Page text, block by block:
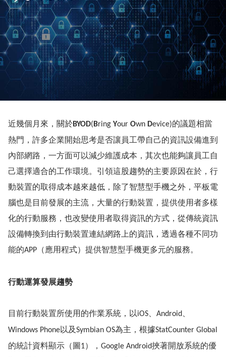
近幾個月來，關於BYOD( Bring Your Own Device)的議題相當
熱門，許多企業開始思考是否讓員工帶自己的資訊設備進到
內部網路，一方面可以減少維護成本，其次也能夠讓員工自
己選擇適合的工作環境。引領這股趨勢的主要原因在於，行
動裝置的取得成本越來越低，除了智慧型手機之外，平板電
腦也是目前發展的主流，大量的行動裝置，提供使用者多樣
化的行動服務，也改變使用者取得資訊的方式，從傳統資訊
設備轉換到由行動裝置連結網路上的資訊，透過各種不同功
能的APP（應用程式）提供智慧型手機更多元的服務。
行動運算發展趨勢
目前行動裝置所使用的作業系統，以iOS、 Android、
Windows Phone以及Symbian OS為主，根據StatCounter Global
的統計資料顯示（圖 1）， Google Android挾著開放系統的優